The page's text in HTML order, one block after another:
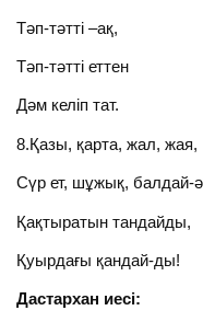
Тәп-тәтті –ақ,
Тәп-тәтті еттен
Дәм келіп тат.
8.Қазы, қарта, жал, жая,
Сүр ет, шұжық, балдай-
Қақтыратын тандайды,
Қуырдағы қандай-ды!
Дастархан иесі: